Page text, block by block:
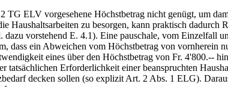
TG ELV vorgesehene Höchstbetrag nicht genügt, um
Haushaltsarbeiten zu besorgen, kann praktisch
dazu vorstehend E. 4.1). Eine pauschale, vom Einzelfall
dass ein Abweichen vom Höchstbetrag von
eines über den Höchstbetrag von Fr. 4'800.--
tatsächlichen Erforderlichkeit einer beanspruchten
decken sollen (so explizit Art. 2 Abs. 1 ELG).